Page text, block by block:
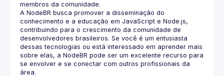
A NodeBR busca promover a disseminação do
conhecimento e a educação em JavaScript e Node.js,
contribuindo para o crescimento da comunidade de
desenvolvedores brasileiros. Se você é um entusiasta
dessas tecnologias ou está interessado em aprender mais
sobre elas, a NodeBR pode ser um excelente recurso para
se envolver e se conectar com outros profissionais da